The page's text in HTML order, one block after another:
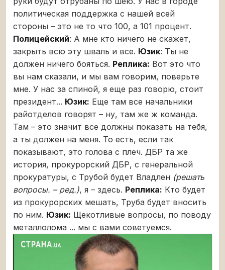
политическая поддержка с нашей всей
стороны – это не то что 100, а 101 процент.
Полицейский: А мне кто ничего не скажет,
закрыть всю эту шваль и все. Юзик: Ты не
должен ничего бояться. Реплика: Вот это что
вы нам сказали, и мы вам говорим, поверьте
мне. У нас за спиной, я еще раз говорю, стоит
президент... Юзик: Еще там все начальники
райотделов говорят – ну, там же ж команда.
Там – это значит все должны показать на тебя,
а ты должен на меня. То есть, если так
показывают, это голова с плеч. ДБР та же
история, прокурорский ДБР, с генеральной
прокуратуры, с Трубой будет Владлен (решать
вопросы. – ред.), я – здесь. Реплика: Кто будет
из прокурорских мешать, Труба будет вносить
по ним. Юзик: Щекотливые вопросы, по поводу
металлолома ... мы с вами советуемся.